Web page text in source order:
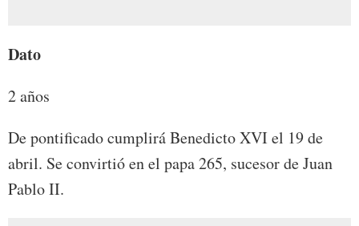
Dato
2 años
De pontificado cumplirá Benedicto XVI el 19 de
abril. Se convirtió en el papa 265, sucesor de Juan
Pablo II.